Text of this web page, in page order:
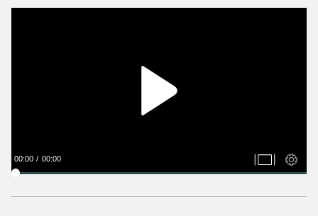
00:00 00:00